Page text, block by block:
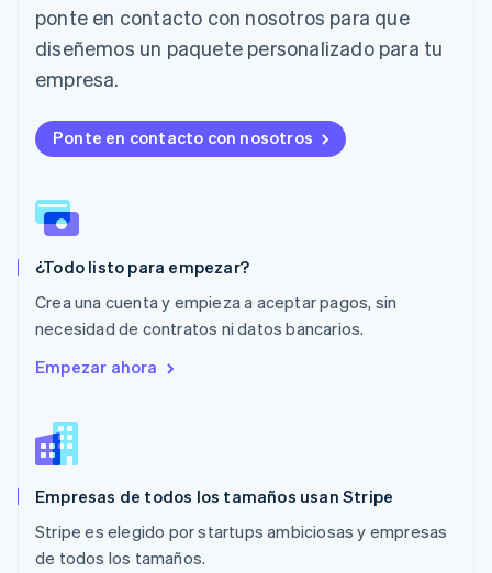
ponte en contacto con nosotros para que
diseñemos un paquete personalizado para tu
empresa.
Ponte en contacto con nosotros
¿Todo listo para empezar?
Crea una cuenta y empieza a aceptar pagos, sin
necesidad de contratos ni datos bancarios.
Empezar ahora
Empresas de todos los tamaños usan Stripe
Stripe es elegido por startups ambiciosas y empresas
de todos los tamaños.
English
Luxemburgo
Malasia
Malta
English
Español
Noruega
Nueva Zelandia
Países Bajos
Nederlands English
Polonia
Português
RAE de Hong Kong, China
Reino Unido
República Checa
English